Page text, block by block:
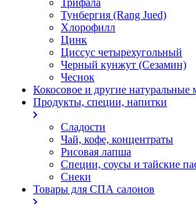
Трифала
Тунбергия (Rang Jued)
Хлорофилл
Цинк
Циссус четырехугольный
Черный кунжут (Сезамин)
Чеснок
Кокосовое и другие натуральные
Продукты, специи, напитки
Сладости
Чай, кофе, концентраты
Рисовая лапша
Специи, соусы и тайские
Снеки
Товары для СПА салонов